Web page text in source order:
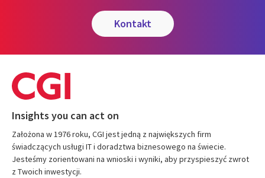
kontakt
Insights you can act on
Założona w 1976 roku, CGI jest jedną z największych firm
świadczących usługi IT i doradztwa biznesowego na świecie.
Jesteśmy zorientowani na wnioski i wyniki, aby przyspieszyć zwrot
z Twoich inwestycji.